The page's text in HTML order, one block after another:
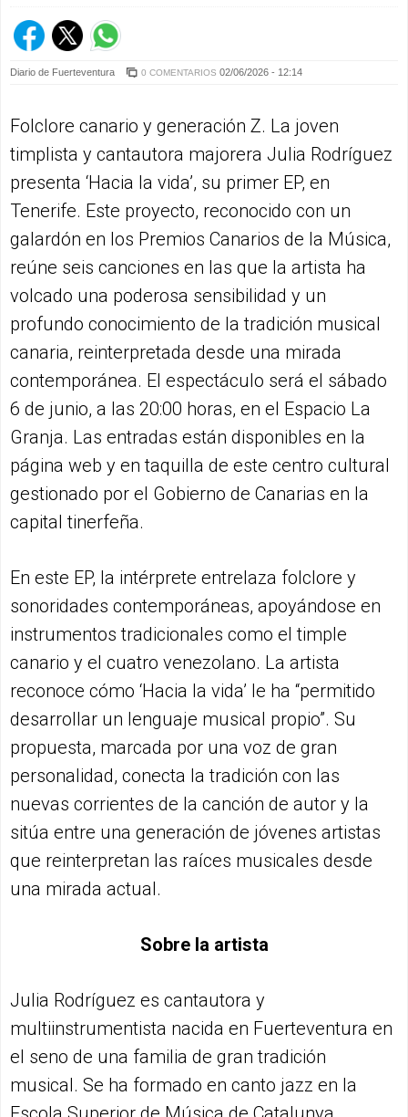
Diario de Fuerteventura 0 COMENTARIOS 02/06/2026 - 12:14
Folclore canario y generación Z. La joven
timplista y cantautora majorera Julia Rodríguez
presenta ‘Hacia la vida’, su primer EP, en
Tenerife. Este proyecto, reconocido con un
galardón en los Premios Canarios de la Música,
reúne seis canciones en las que la artista ha
volcado una poderosa sensibilidad y un
profundo conocimiento de la tradición musical
canaria, reinterpretada desde una mirada
contemporánea. El espectáculo será el sábado
6 de junio, a las 20:00 horas, en el Espacio La
Granja. Las entradas están disponibles en la
página web y en taquilla de este centro cultural
gestionado por el Gobierno de Canarias en la
capital tinerfeña.
En este EP, la intérprete entrelaza folclore y
sonoridades contemporáneas, apoyándose en
instrumentos tradicionales como el timple
canario y el cuatro venezolano. La artista
reconoce cómo ‘Hacia la vida’ le ha “permitido
desarrollar un lenguaje musical propio”. Su
propuesta, marcada por una voz de gran
personalidad, conecta la tradición con las
nuevas corrientes de la canción de autor y la
sitúa entre una generación de jóvenes artistas
que reinterpretan las raíces musicales desde
una mirada actual.
Sobre la artista
Julia Rodríguez es cantautora y
multiinstrumentista nacida en Fuerteventura en
el seno de una familia de gran tradición
musical. Se ha formado en canto jazz en la